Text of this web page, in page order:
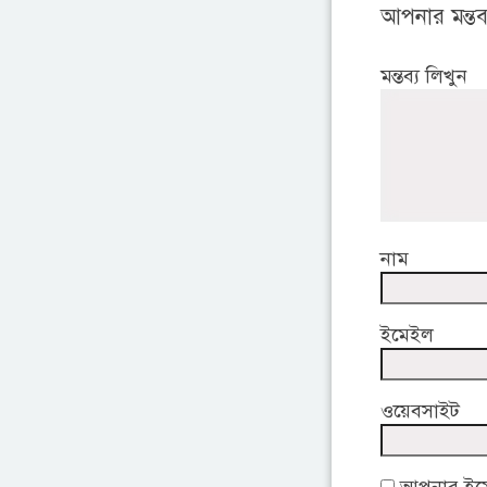
আপনার
মন্তব্য লিখুন
নাম
ইমেইল
ওয়েবসাইট